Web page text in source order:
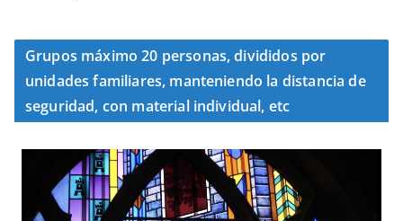
Grupos máximo 20 personas, divididos por
unidades familiares, manteniendo la distancia de
seguridad, con material individual, etc